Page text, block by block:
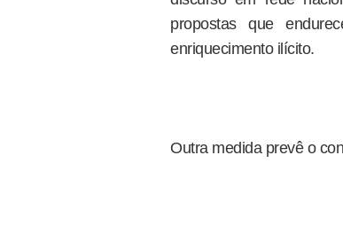
propostas que
enriquecimento ilícito.
Outra medida prevê o